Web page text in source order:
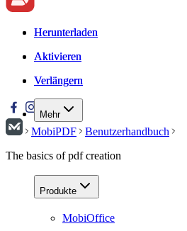
Herunterladen
Aktivieren
Verlängern
Mehr
Herunterladen
Aktivieren
Verlängern
MobiPDF
Benutzerhandbuch
The basics of pdf creation
Produkte
MobiOffice